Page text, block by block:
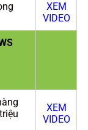
XEM
VIDEO
XEM
VIDEO